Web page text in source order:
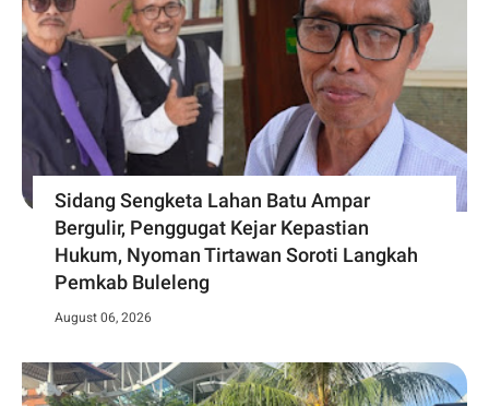
Sidang Sengketa Lahan Batu Ampar
Bergulir, Penggugat Kejar Kepastian
Hukum, Nyoman Tirtawan Soroti Langkah
Pemkab Buleleng
August 06, 2026